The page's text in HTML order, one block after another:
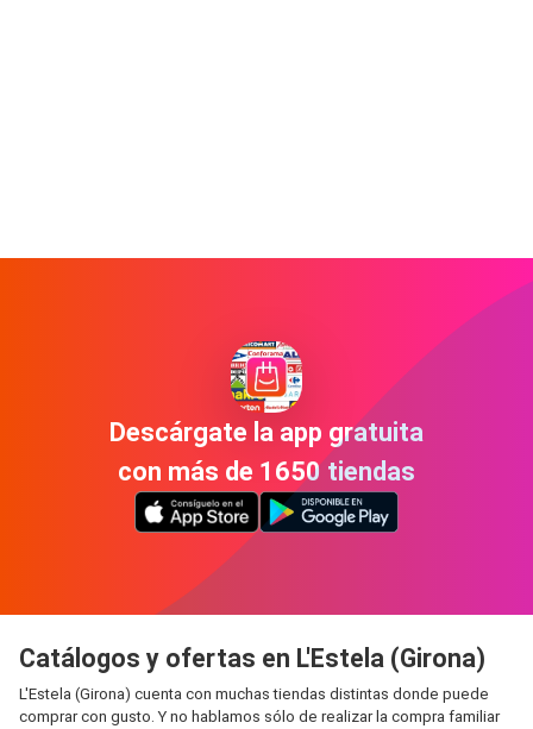
Descárgate la app gratuita
con más de 1650 tiendas
Catálogos y ofertas en L'Estela (Girona)
L'Estela (Girona) cuenta con muchas tiendas distintas donde puede
comprar con gusto. Y no hablamos sólo de realizar la compra familiar